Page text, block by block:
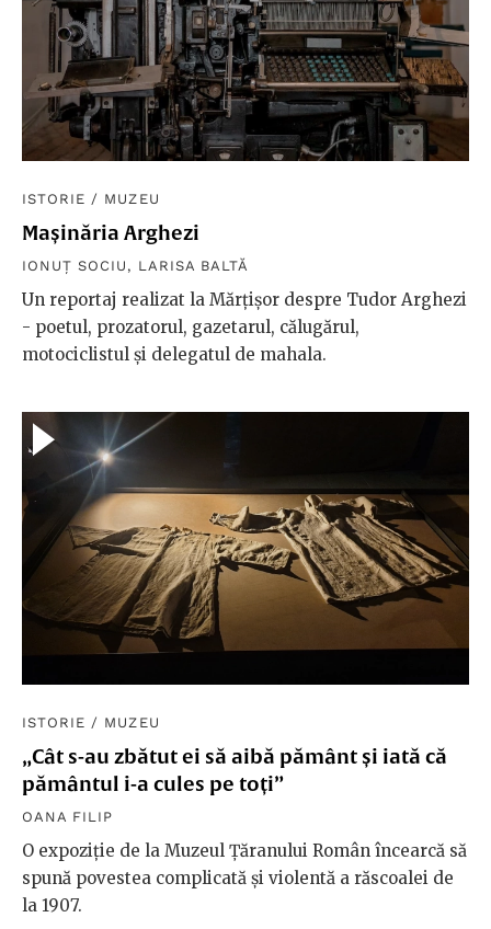
ISTORIE / MUZEU
Mașinăria Arghezi
IONUȚ SOCIU , LARISA BALTĂ
Un reportaj realizat la Mărțișor despre Tudor Arghezi
- poetul, prozatorul, gazetarul, călugărul,
motociclistul și delegatul de mahala.
ISTORIE / MUZEU
„Cât s-au zbătut ei să aibă pământ și iată că
pământul i-a cules pe toți”
OANA FILIP
O expoziție de la Muzeul Țăranului Român încearcă să
spună povestea complicată și violentă a răscoalei de
la 1907.